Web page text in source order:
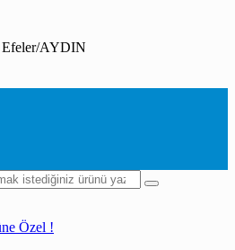
Efeler/AYDIN
Özel !